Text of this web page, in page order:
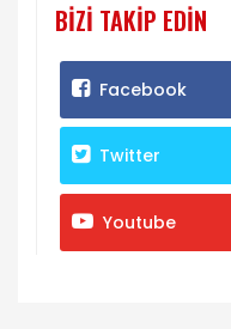
BIZI TAKIP EDIN
Facebook
Twitter
Youtube